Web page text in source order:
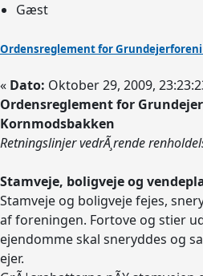
Gæst
Ordensreglement for
« Dato: Oktober 29, 2009,
Ordensreglement for
Kornmodsbakken
Retningslinjer vedrÃ¸rende
Stamveje, boligveje og
Stamveje og boligveje fejes,
af foreningen. Fortove og stier
ejendomme skal sneryddes og
ejer.